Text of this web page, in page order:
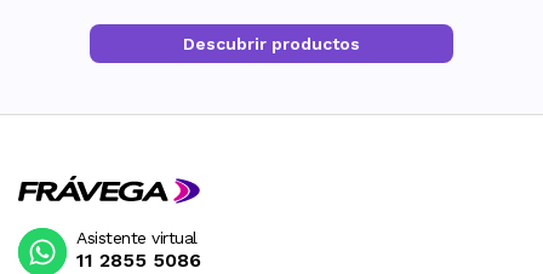
Descubrir productos
Asistente virtual
11 2855 5086